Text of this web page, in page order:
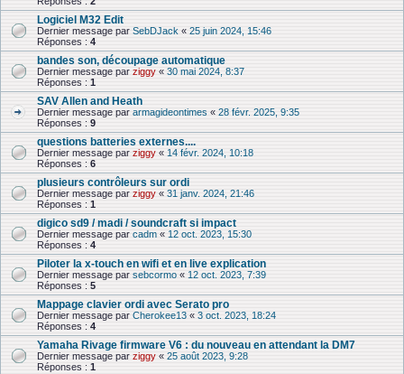
Logiciel M32 Edit
Dernier message par SebDJack « 25 juin 2024, 15:46
Réponses : 4
bandes son, découpage automatique
Dernier message par ziggy « 30 mai 2024, 8:37
Réponses : 1
SAV Allen and Heath
Dernier message par armagideontimes « 28 févr. 2025, 9:35
Réponses : 9
questions batteries externes....
Dernier message par ziggy « 14 févr. 2024, 10:18
Réponses : 6
plusieurs contrôleurs sur ordi
Dernier message par ziggy « 31 janv. 2024, 21:46
Réponses : 1
digico sd9 / madi / soundcraft si impact
Dernier message par cadm « 12 oct. 2023, 15:30
Réponses : 4
Piloter la x-touch en wifi et en live explication
Dernier message par sebcormo « 12 oct. 2023, 7:39
Réponses : 5
Mappage clavier ordi avec Serato pro
Dernier message par Cherokee13 « 3 oct. 2023, 18:24
Réponses : 4
Yamaha Rivage firmware V6 : du nouveau en attendant la DM7
Dernier message par ziggy « 25 août 2023, 9:28
Réponses : 1